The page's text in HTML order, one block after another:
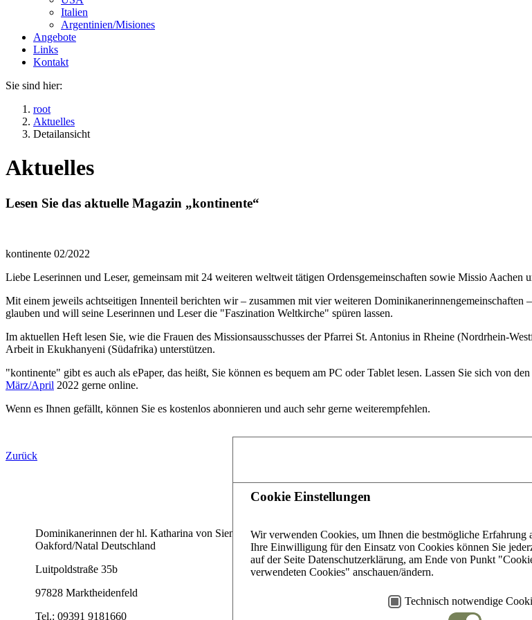
Italien
Argentinien/Misiones
Angebote
Links
Kontakt
Sie sind hier:
root
Aktuelles
Detailansicht
Aktuelles
Lesen Sie das aktuelle Magazin „kontinente“
kontinente 02/2022
Liebe Leserinnen und Leser, gemeinsam mit 24 weiteren weltweit tätigen Ordensgemeinschaften sowie Missio Aachen
Mit einem jeweils achtseitigen Innenteil berichten wir – zusammen mit vier weiteren
glauben und will seine Leserinnen und Leser die "Faszination Weltkirche" spüren lassen.
Im aktuellen Heft lesen Sie, wie die Frauen des Missionsausschusses der Pfarrei St. Antonius in Rheine (Nordrhein-
Arbeit in Ekukhanyeni (Südafrika) unterstützen.
"kontinente" gibt es auch als ePaper, das heißt, Sie können es bequem am PC oder Tablet lesen. Lassen Sie sich von
März/April 2022 gerne online.
Wenn es Ihnen gefällt, können Sie es kostenlos abonnieren und auch sehr gerne weiterempfehlen.
Zurück
Dominikanerinnen der hl. Katharina von Siena,
Oakford/Natal Deutschland
Luitpoldstraße 35b
97828 Marktheidenfeld
Tel.: 09391 9181660
Startseite
Kontaktformular
Ihr Weg zu uns
Copyright © 2026 by Dominikanerinnen
Cookie Einstellungen
Wir verwenden Cookies, um Ihnen die bestmögliche Erfahrung
Ihre Einwilligung für den Einsatz von Cookies können Sie
auf der Seite Datenschutzerklärung, am Ende von Punkt
verwendeten Cookies" anschauen/ändern.
Technisch notwendige